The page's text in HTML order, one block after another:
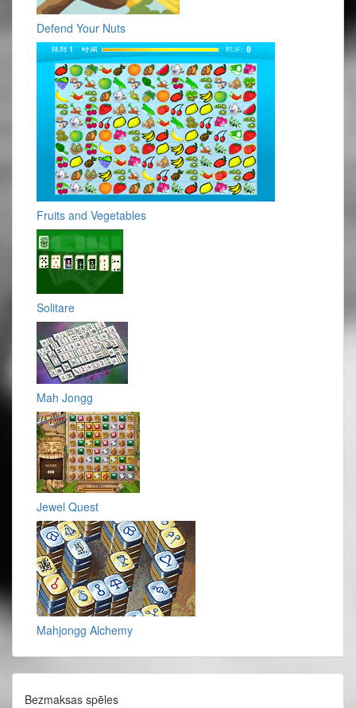
Defend Your Nuts
Fruits and Vegetables
Solitare
Mah Jongg
Jewel Quest
Mahjongg Alchemy
Bezmaksas spēles